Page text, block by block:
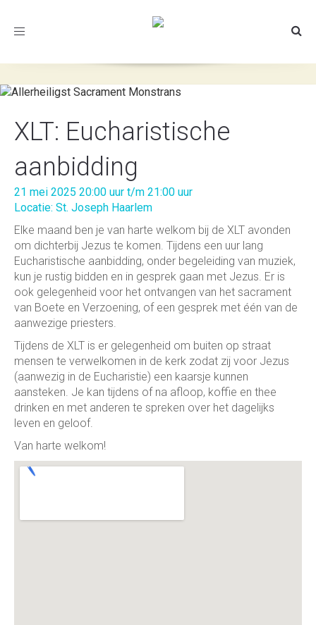
Toggle
XLT: Eucharistische
aanbidding
21 mei 2025 20:00 uur t/m 21:00 uur
Locatie: St. Joseph Haarlem
Elke maand ben je van harte welkom bij de XLT avonden
om dichterbij Jezus te komen. Tijdens een uur lang
Eucharistische aanbidding, onder begeleiding van muziek,
kun je rustig bidden en in gesprek gaan met Jezus. Er is
ook gelegenheid voor het ontvangen van het sacrament
van Boete en Verzoening, of een gesprek met één van de
aanwezige priesters.
Tijdens de XLT is er gelegenheid om buiten op straat
mensen te verwelkomen in de kerk zodat zij voor Jezus
(aanwezig in de Eucharistie) een kaarsje kunnen
aansteken. Je kan tijdens of na afloop, koffie en thee
drinken en met anderen te spreken over het dagelijks
leven en geloof.
Van harte welkom!